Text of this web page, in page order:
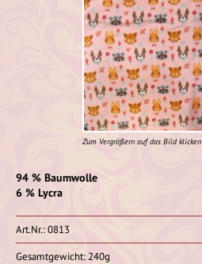
Zum Vergrößern auf das Bild klicken
94 % Baumwolle
6 % Lycra
Art.Nr.: 0813
Gesamtgewicht: 240g